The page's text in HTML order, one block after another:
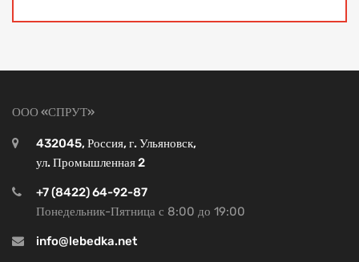
ООО «СПРУТ»
432045, Россия, г. Ульяновск,
ул. Промышленная 2
+7 (8422) 64-92-87
Понедельник-Пятница с 8:00 до 19:00
info@lebedka.net